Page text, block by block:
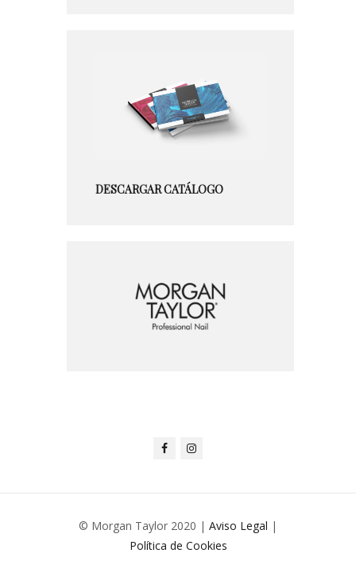
DESCARGAR CATÁLOGO
© Morgan Taylor 2020 | Aviso Legal |
Política de Cookies